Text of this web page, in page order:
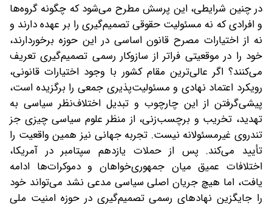
در چنین شرایطی، این پرسش مطرح می‌شود که چگونه گروه‌ها
و افرادی که نه مسئولیت حقوقی تصمیم‌گیری را بر عهده دارند و
نه از اختیارات مصرح قانون اساسی در این حوزه برخوردارند،
خود را در موقعیتی فراتر از سازوکار رسمی تصمیم‌گیری تعریف
می‌کنند؟ اگر عالی‌ترین مقام کشور با وجود اختیارات قانونی،
رویکرد اعتماد نهادی و مسئولیت‌پذیری جمعی را برگزیده است،
پیشی‌گرفتن از این چارچوب و تبدیل اختلاف‌نظر سیاسی به
تهدید، تخریب و برچسب‌زنی، از منظر علوم سیاسی چیزی جز
تندروی غیرمسئولانه نیست. تجربه جهانی نیز همین واقعیت را
تأیید می‌کند. پس از حملات یازدهم سپتامبر در آمریکا،
اختلافات عمیق میان جمهوری‌خواهان و دموکرات‌ها ادامه
یافت، اما هیچ جریان اصلی سیاسی مدعی نشد‌ می‌تواند خود
را جایگزین نهادهای رسمی تصمیم‌گیری در حوزه امنیت ملی